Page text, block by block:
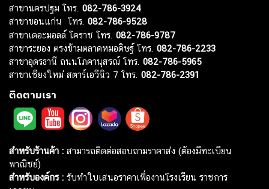
สาขานครปฐม โทร. 082-786-3924
สาขาขอนแก่น โทร. 082-786-9528
สาขาเดอะมอลล์ โคราช โทร. 082-786-9787
สาขาระยอง ตรงข้ามตลาดหมอดิษฐ์ โทร. 082-786-2233
สาขาอุดรธานี ถนนโภคานุสรณ์ โทร. 082-786-5965
สาขาเชียงใหม่ สตาร์เอวีนิว 7 โทร. 082-786-2391
ติดตามเรา
สำหรับร้านค้า : สามารถติดต่อสอบถามราคาส่ง (ต้องมีทะเบียน
พาณิชย์)
สำหรับองค์กร : รับทำใบเสนอราคาเพื่องานโรงเรียน ราชการ